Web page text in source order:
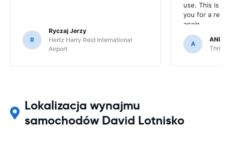
R
Ryczaj Jerzy
Hertz Harry Reid International
Airport
use. This is
you for a
again.
A
Lokalizacja wynajmu
samochodów David Lotnisko